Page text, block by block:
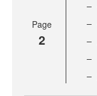
Page
2